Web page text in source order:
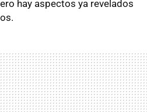
hay aspectos ya revelados